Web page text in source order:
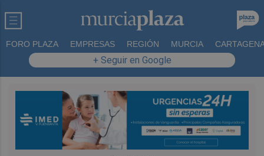
FORO PLAZA EMPRESAS REGIÓN MURCIA
+ Seguir en Google